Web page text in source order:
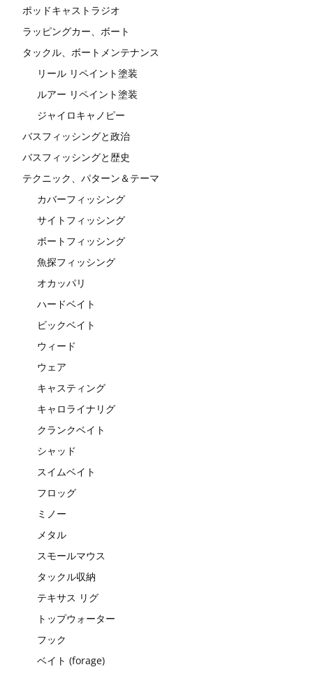
ポッドキャストラジオ
ラッピングカー、ボート
タックル、ボートメンテナンス
リール リペイント塗装
ルアー リペイント塗装
ジャイロキャノピー
バスフィッシングと政治
バスフィッシングと歴史
テクニック、パターン＆テーマ
カバーフィッシング
サイトフィッシング
ボートフィッシング
魚探フィッシング
オカッパリ
ハードベイト
ビックベイト
ウィード
ウェア
キャスティング
キャロライナリグ
クランクベイト
シャッド
スイムベイト
フロッグ
ミノー
メタル
スモールマウス
タックル収納
テキサス リグ
トップウォーター
フック
ベイト (forage)